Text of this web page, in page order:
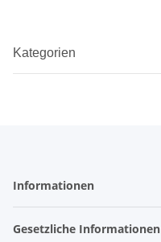
Kategorien
Informationen
Gesetzliche Informationen